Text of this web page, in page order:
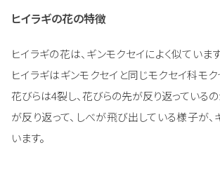
ヒイラギの花の特徴
ヒイラギの花は、ギンモクセイによく似ていま
ヒイラギはギンモクセイと同じモクセイ科モク
花びらは4裂し、花びらの先が反り返っている
が反り返って、しべが飛び出している様子が
います。